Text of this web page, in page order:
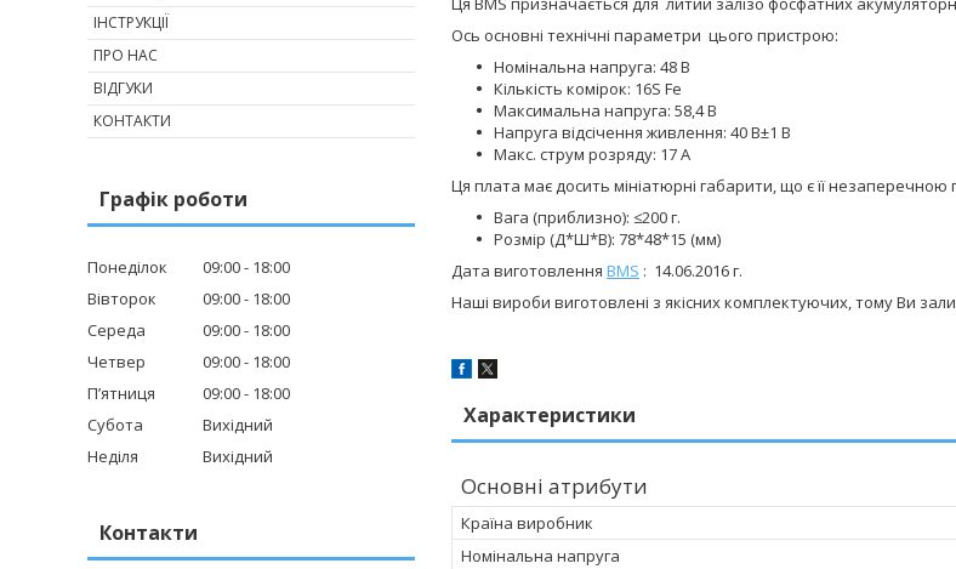
Ось основні технічні параметри цього пристрою:
Номінальна напруга: 48 В
Кількість комірок: 16S Fe
Максимальна напруга: 58,4 В
Напруга відсічення живлення: 40 В±1 В
Макс. струм розряду: 17 A
Ця плата має досить мініатюрні габарити, що є її
Вага (приблизно): ≤200 г.
Розмір (Д*Ш*В): 78*48*15 (мм)
Дата виготовлення BMS : 14.06.2016 г.
Наші вироби виготовлені з якісних комплектуючих, тому Ви
Характеристики
Основні атрибути
Країна виробник
Номінальна напруга
ІНСТРУКЦІЇ
ПРО НАС
ВІДГУКИ
КОНТАКТИ
Графік роботи
Понеділок 09:00
18:00
Вівторок
09:00
18:00
Середа
09:00
18:00
Четвер
09:00
18:00
Пʼятниця
09:00
18:00
Субота
Вихідний
Неділя
Вихідний
Контакти